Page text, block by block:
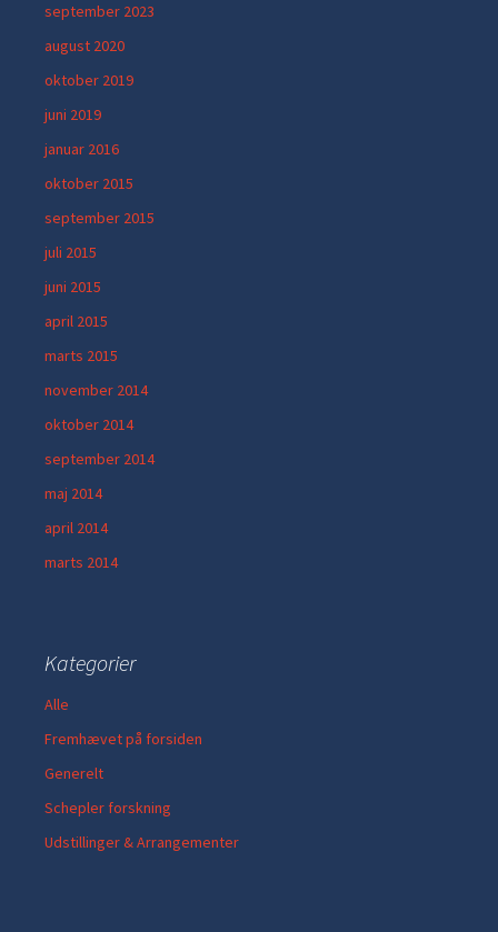
september 2023
august 2020
oktober 2019
juni 2019
januar 2016
oktober 2015
september 2015
juli 2015
juni 2015
april 2015
marts 2015
november 2014
oktober 2014
september 2014
maj 2014
april 2014
marts 2014
Kategorier
Alle
Fremhævet på forsiden
Generelt
Schepler forskning
Udstillinger & Arrangementer